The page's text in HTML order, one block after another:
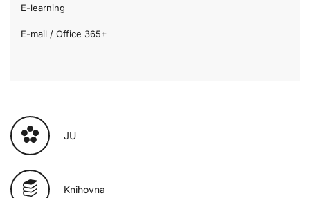
E-learning
E-mail / Office 365+
JU
Knihovna